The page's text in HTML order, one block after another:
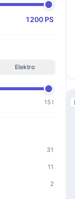
1200 PS
Elektro
15 l
31
11
2